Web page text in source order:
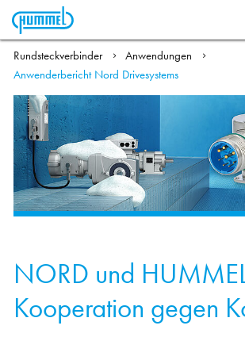
Rundsteckverbinder
Anwendungen
Anwenderbericht Nord Drivesystems
NORD und
Kooperation gegen